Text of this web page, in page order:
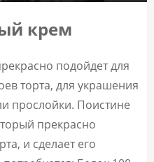
крем
подойдет для
торта, для украшения
прослойки. Поистине
прекрасно
и сделает его